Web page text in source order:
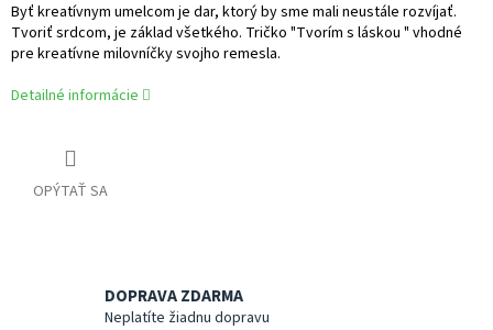
Byť kreatívnym umelcom je dar, ktorý by sme mali neustále rozvíjať.
Tvoriť srdcom, je základ všetkého. Tričko "Tvorím s láskou " vhodné
pre kreatívne milovníčky svojho remesla.
Detailné informácie
OPÝTAŤ SA
DOPRAVA ZDARMA
Neplatíte žiadnu dopravu